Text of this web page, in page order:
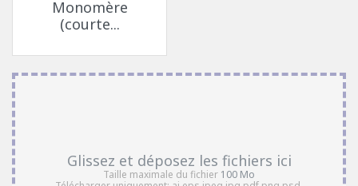
Monomère
(courte...
Glissez et déposez les fichiers ici
Taille maximale du fichier 100 Mo